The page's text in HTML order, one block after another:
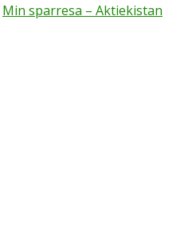
Min sparresa – Aktiekistan